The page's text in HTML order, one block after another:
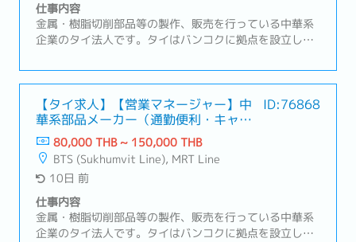
仕事内容
金属・樹脂切削部品等の製作、販売を行っている中華系
企業のタイ法人です。タイはバンコクに拠点を設立し、
拠点として機能しているBOI取得企業です。営業スタイ
ルは主に既存顧客（日系の半導体製造装置メーカー）の
フォロー営業を行っていただきます。【職務内容】メイ
ン商材: 半導体製造装置向けの加工部品①案件の実務管
理・受発注、納期、在庫の管理・案件ごとの進捗管理お
よび課題抽出・トラブルの一次対応および社内エスカレ
ーション②海外拠点（日本、中国）との調整業務・納
期、品質、価格に関する調整・情報の取りまとめおよび
社内展開③サプライア対応サポート・仕入先との納期調
整・見積取得および価格管理④顧客対応サポート・顧客
からの問い合わせ対応・納期回答、仕様確認・営業マネ
【タイ求人】【営業マネージャー】中
華系部品メーカー（通勤便利・キャリ
アパス豊富）
ID:76868
80,000 THB ~ 150,000 THB
BTS (Sukhumvit Line), MRT Line
10日 前
仕事内容
金属・樹脂切削部品等の製作、販売を行っている中華系
企業のタイ法人です。タイはバンコクに拠点を設立し、